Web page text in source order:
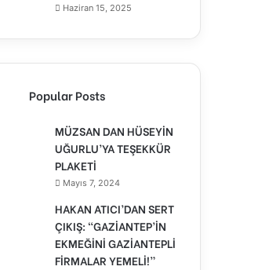
Haziran 15, 2025
Popular Posts
MÜZSAN DAN HÜSEYİN
UĞURLU’YA TEŞEKKÜR
PLAKETİ
Mayıs 7, 2024
HAKAN ATICI’DAN SERT
ÇIKIŞ: “GAZİANTEP’İN
EKMEĞİNİ GAZİANTEPLİ
FİRMALAR YEMELİ!”